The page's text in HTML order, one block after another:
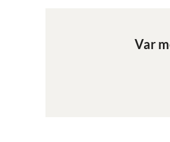
Var